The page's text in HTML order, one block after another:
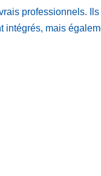
professionnels. Ils
intégrés, mais